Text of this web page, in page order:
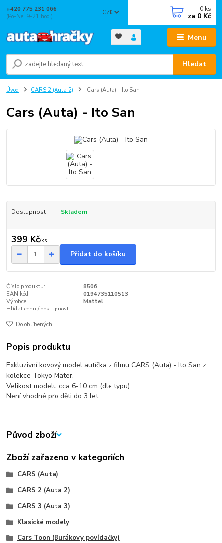
Menu
CZK
Hledat
+420 775 231 066
(Po-Ne, 9-21 hod.)
0 ks
za 0 Kč
Úvod CARS 2 (Auta 2) Cars (Auta) - Ito San
Cars (Auta) - Ito San
Dostupnost Skladem
399 Kč/ks
Přidat do košíku
Číslo produktu:
8506
EAN kód:
0194735110513
Výrobce:
Mattel
Hlídat cenu / dostupnost
Do oblíbených
Popis produktu
Exkluzivní kovový model autíčka z filmu CARS (Auta) - Ito San z
kolekce Tokyo Mater.
Velikost modelu cca 6-10 cm (dle typu).
Není vhodné pro děti do 3 let.
Původ zboží
Zboží zařazeno v kategoriích
CARS (Auta)
CARS 2 (Auta 2)
CARS 3 (Auta 3)
Klasické modely
Cars Toon (Burákovy povídačky)